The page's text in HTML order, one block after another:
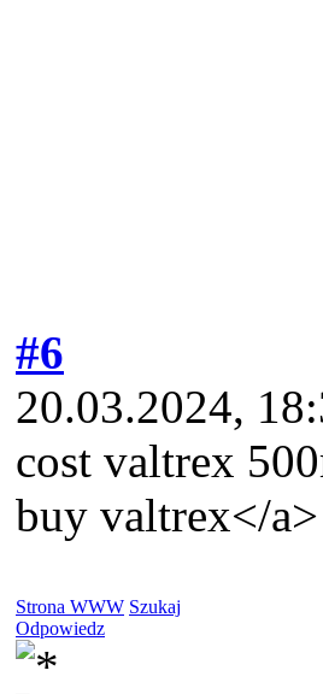
#6
20.03.2024,
cost valtrex
buy valtrex</
Strona WWW Szukaj
Odpowiedz